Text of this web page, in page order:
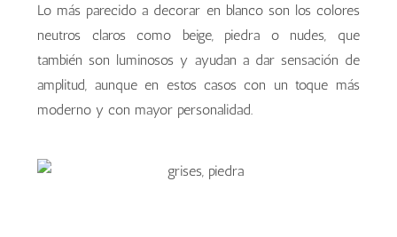
Lo más parecido a decorar en blanco son los colores
neutros claros como beige, piedra o nudes, que
también son luminosos y ayudan a dar sensación de
amplitud, aunque en estos casos con un toque más
moderno y con mayor personalidad.